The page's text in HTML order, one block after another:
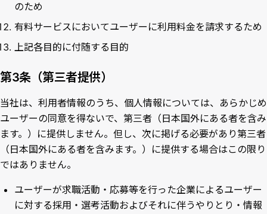
のため
有料サービスにおいてユーザーに利用料金を請求するため
上記各目的に付随する目的
第3条（第三者提供）
当社は、利用者情報のうち、個人情報については、あらかじめ
ユーザーの同意を得ないで、第三者（日本国外にある者を含み
ます。）に提供しません。但し、次に掲げる必要があり第三者
（日本国外にある者を含みます。）に提供する場合はこの限り
ではありません。
ユーザーが求職活動・応募等を行った企業によるユーザー
に対する採用・選考活動およびそれに伴うやりとり・情報